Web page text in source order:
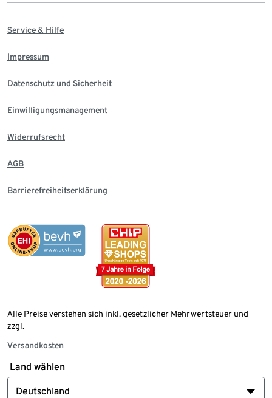
Service & Hilfe
Impressum
Datenschutz und Sicherheit
Einwilligungsmanagement
Widerrufsrecht
AGB
Barrierefreiheitserklärung
Alle Preise verstehen sich inkl. gesetzlicher Mehrwertsteuer und
zzgl.
Versandkosten
Land wählen
Deutschland